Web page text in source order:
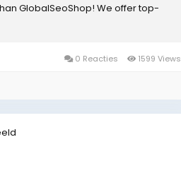
GlobalSeoShop! We offer top-
0 Reacties 1599 Views